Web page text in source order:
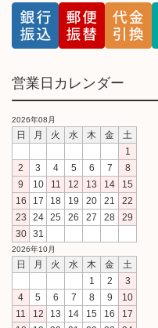
営業日カレンダー
2026年08月
日 月 火 水 木 金
土
1
2
3 4 5 6 7
8
9
10 11 12 13 14
15
16
17 18 19 20 21
22
23
24 25 26 27 28
29
30
31
2026年10月
日 月 火 水 木 金
土
1
2
3
4
5 6 7 8 9
10
11
12 13 14 15 16
17